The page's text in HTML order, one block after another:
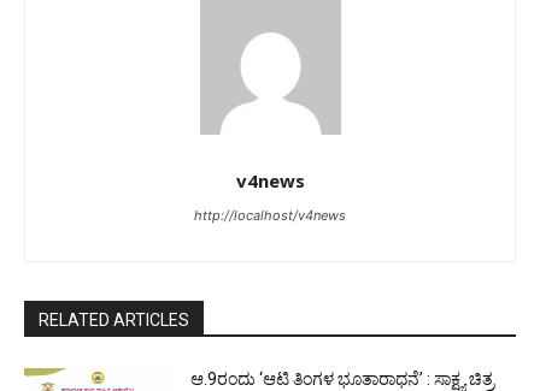
v4news
http://localhost/v4news
RELATED ARTICLES
ಆ.9ರಂದು ‘ಆಟಿ ತಿಂಗಳ ಭೂತಾರಾಧನೆ’ : ಸಾಕ್ಷ್ಯ ಚಿತ್ರ